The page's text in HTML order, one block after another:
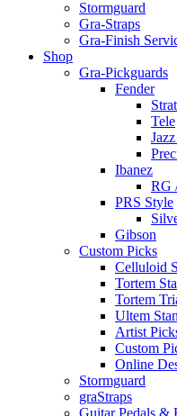
Stormguard
Gra-Straps
Gra-Finish
Shop
Gra-Pickguards
Fender
Strat
Tele
Ibanez
RG
PRS Style
Gibson
Custom Picks
Celluloid
Tortem
Tortem
Ultem
Artist
Custom
Online
Stormguard
graStraps
Guitar Pedals &